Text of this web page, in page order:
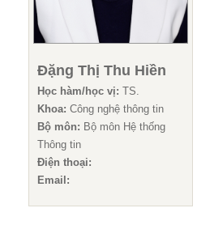
Đặng Thị Thu Hiền
Học hàm/học vị:TS.
Khoa:Công nghệ thông tin
Bộ môn: Bộ môn Hệ thống
Thông tin
Điện thoại:
Email: